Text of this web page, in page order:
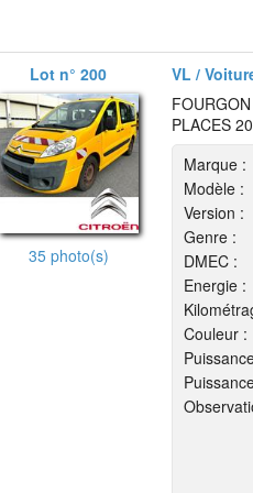
Lot n° 200 VL /
35 photo(s)
PLACES
Marque :
Modèle :
Version :
Genre :
DMEC :
Energie :
Couleur :